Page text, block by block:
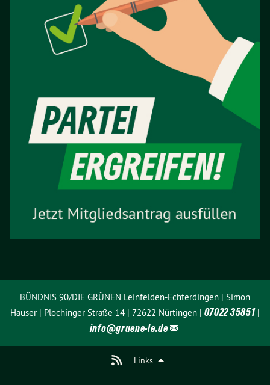
Links
BÜNDNIS 90/DIE GRÜNEN Leinfelden-Echterdingen | Simon
Hauser | Plochinger Straße 14 | 72622 Nürtingen | 07022 35851|
info@gruene-le.de